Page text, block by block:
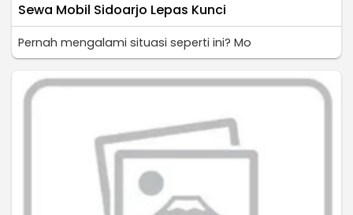
Sewa Mobil Sidoarjo Lepas Kunci
Pernah mengalami situasi seperti ini? Mo